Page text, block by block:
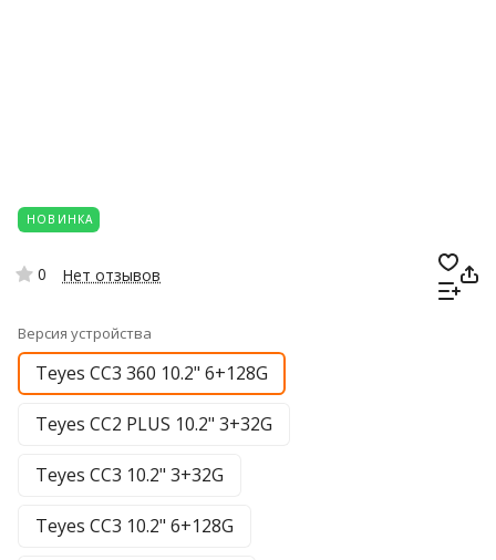
НОВИНКА
0 Нет отзывов
Версия устройства
Teyes CC3 360 10.2" 6+128G
Teyes CC2 PLUS 10.2" 3+32G
Teyes CC3 10.2" 3+32G
Teyes CC3 10.2" 6+128G